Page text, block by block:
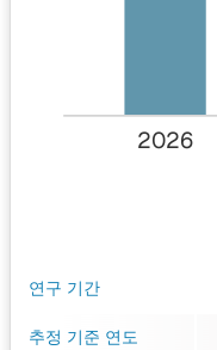
2026
연구 기간
추정 기준 연도